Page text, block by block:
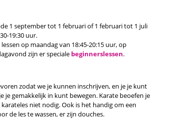
1 september tot 1 februari of 1 februari tot 1 juli
19:30 uur.
op maandag van 18:45-20:15 uur, op
zijn er speciale beginnerslessen.
zodat we je kunnen inschrijven, en je je kunt
je gemakkelijk in kunt bewegen. Karate beoefen je
niet nodig. Ook is het handig om een
de les te wassen, er zijn douches.